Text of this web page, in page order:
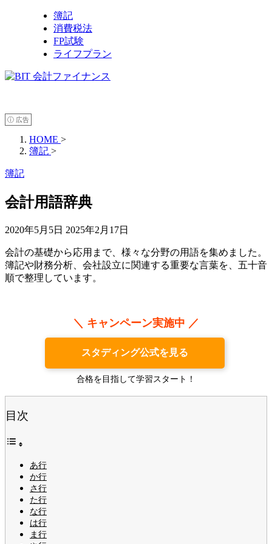
簿記
消費税法
FP試験
ライフプラン
ⓘ 広告
HOME >
簿記 >
簿記
会計用語辞典
2020年5月5日 2025年2月17日
会計の基礎から応用まで、様々な分野の用語を集めました。
簿記や財務分析、会社設立に関連する重要な言葉を、五十音
順で整理しています。
＼ キャンペーン実施中 ／
スタディング公式を見る
合格を目指して学習スタート！
目次
あ行
か行
さ行
た行
な行
は行
ま行